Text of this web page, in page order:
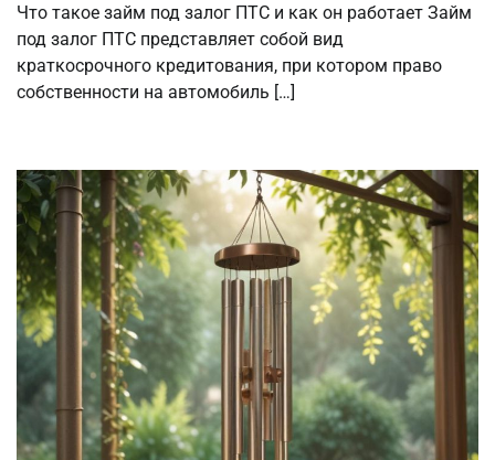
Что такое займ под залог ПТС и как он работает Займ
под залог ПТС представляет собой вид
краткосрочного кредитования, при котором право
собственности на автомобиль […]